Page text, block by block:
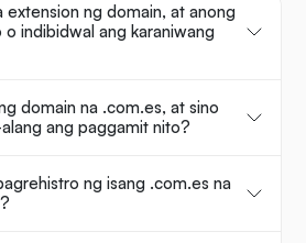
extension ng domain, at anong
indibidwal ang karaniwang
domain na .com.es, at sino
ang paggamit nito?
ng isang .com.es na